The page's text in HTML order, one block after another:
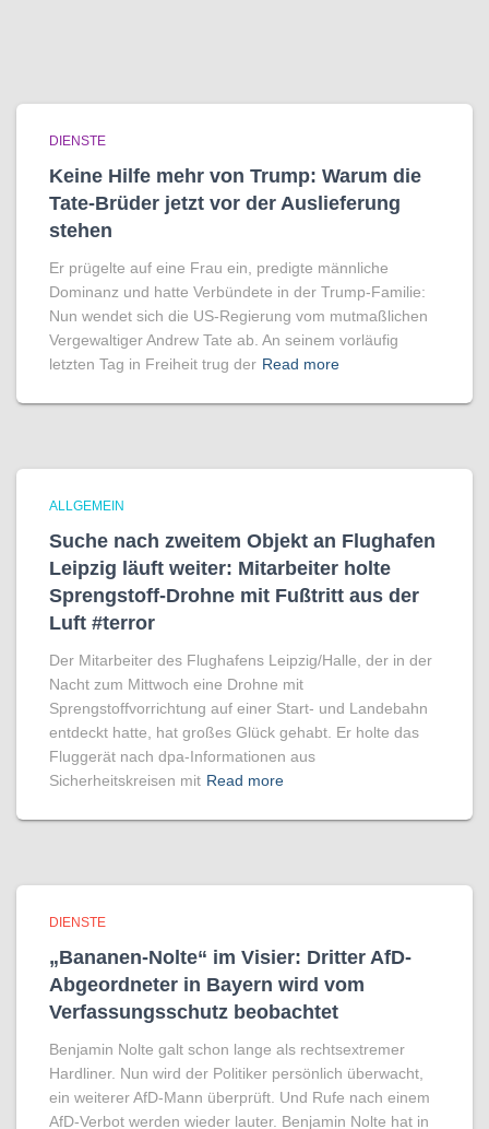
DIENSTE
Keine Hilfe mehr von Trump: Warum die
Tate-Brüder jetzt vor der Auslieferung
stehen
Er prügelte auf eine Frau ein, predigte männliche
Dominanz und hatte Verbündete in der Trump-Familie:
Nun wendet sich die US-Regierung vom mutmaßlichen
Vergewaltiger Andrew Tate ab. An seinem vorläufig
letzten Tag in Freiheit trug der Read more
ALLGEMEIN
Suche nach zweitem Objekt an Flughafen
Leipzig läuft weiter: Mitarbeiter holte
Sprengstoff-Drohne mit Fußtritt aus der
Luft #terror
Der Mitarbeiter des Flughafens Leipzig/Halle, der in der
Nacht zum Mittwoch eine Drohne mit
Sprengstoffvorrichtung auf einer Start- und Landebahn
entdeckt hatte, hat großes Glück gehabt. Er holte das
Fluggerät nach dpa-Informationen aus
Sicherheitskreisen mit Read more
DIENSTE
„Bananen-Nolte“ im Visier: Dritter AfD-
Abgeordneter in Bayern wird vom
Verfassungsschutz beobachtet
Benjamin Nolte galt schon lange als rechtsextremer
Hardliner. Nun wird der Politiker persönlich überwacht,
ein weiterer AfD-Mann überprüft. Und Rufe nach einem
AfD-Verbot werden wieder lauter. Benjamin Nolte hat in